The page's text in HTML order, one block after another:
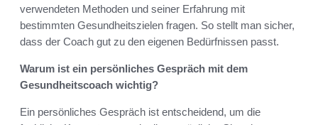
verwendeten Methoden und seiner Erfahrung mit
bestimmten Gesundheitszielen fragen. So stellt man sicher,
dass der Coach gut zu den eigenen Bedürfnissen passt.
Warum ist ein persönliches Gespräch mit dem
Gesundheitscoach wichtig?
Ein persönliches Gespräch ist entscheidend, um die